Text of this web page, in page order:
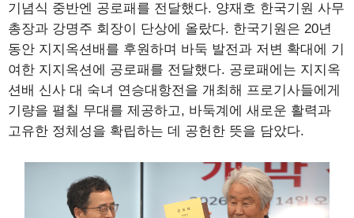
기념식 중반엔 공로패를 전달했다. 양재호 한국기원 사무
총장과 강명주 회장이 단상에 올랐다. 한국기원은 20년
동안 지지옥션배를 후원하며 바둑 발전과 저변 확대에 기
여한 지지옥션에 공로패를 전달했다. 공로패에는 지지옥
션배 신사 대 숙녀 연승대항전을 개최해 프로기사들에게
기량을 펼칠 무대를 제공하고, 바둑계에 새로운 활력과
고유한 정체성을 확립하는 데 공헌한 뜻을 담았다.